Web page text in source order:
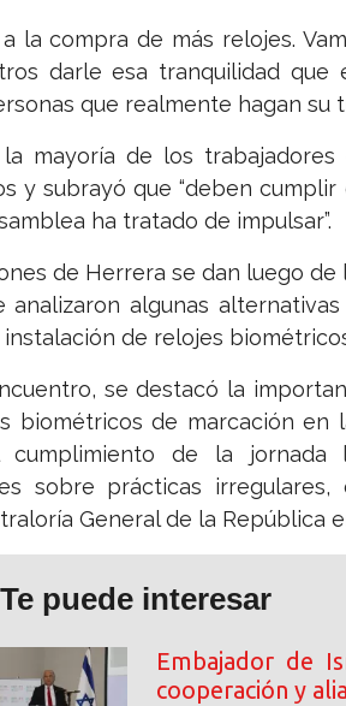
a la compra de más relojes.
darle esa tranquilidad que
que realmente hagan su
mayoría de los
y subrayó que “deben
ha tratado de impulsar”.
de Herrera se dan luego
analizaron algunas
de relojes
se destacó la
biométricos de marcación en
cumplimiento de la
sobre prácticas irregulares,
General de la República
Te puede interesar
Embajador de
cooperación y